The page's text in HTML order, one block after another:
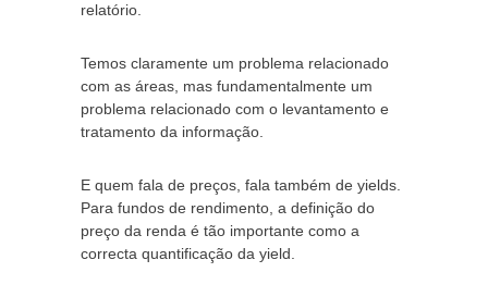
relatório.
Temos claramente um problema relacionado
com as áreas, mas fundamentalmente um
problema relacionado com o levantamento e
tratamento da informação.
E quem fala de preços, fala também de yields.
Para fundos de rendimento, a definição do
preço da renda é tão importante como a
correcta quantificação da yield.